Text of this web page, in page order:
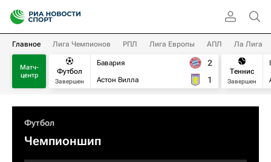
Главное Лига Чемпионов РПЛ Лига Европы АПЛ Ла Лига
Матч-
центр
Футбол
Завершен
Бавария
Астон Вилла
2
1
Теннис
Завершен
Футбол
Чемпионшип